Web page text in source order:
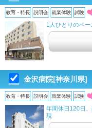
教育・特長 説明会 就業体験 試験
1人ひとりのペー
金沢病院[神奈川県]
教育・特長 説明会 就業体験 試験
年間休日120日
現